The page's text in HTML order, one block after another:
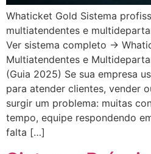
Whaticket Gold Sistema
multiatendentes e
Ver sistema completo →
Multiatendentes e
(Guia 2025) Se sua empresa
para atender clientes, vender
surgir um problema: muitas
tempo, equipe respondendo
falta […]